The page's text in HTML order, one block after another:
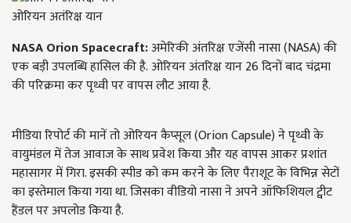
ओरियन अतंरिक्ष यान
NASA Orion Spacecraft:अमेरिकी अंतरिक्ष एजेंसी नासा (NASA)की
एक बड़ी उपलब्धि हासिल की है. ओरियन अंतरिक्ष यान26दिनों बाद चंद्रमा
की परिक्रमा कर पृथ्वी पर वापस लौट आया है.
मीडिया रिपोर्ट की मानें तो ओरियन कैप्सूल (Orion Capsule)ने पृथ्वी के
वायुमंडल में तेज आवाज के साथ प्रवेश किया और यह वापस आकर प्रशांत
महासागर में गिरा. इसकी स्पीड को कम करने के लिए पैराशूट के विभिन्न सेटों
का इस्तेमाल किया गया था. जिसका वीडियो नासा ने अपने ऑफिशियल ट्वीट
हैंडल पर अपलोड किया है.